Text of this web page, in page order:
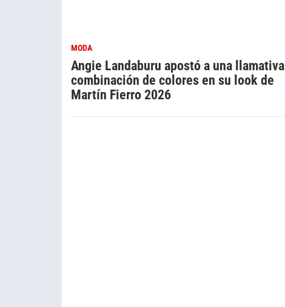
MODA
Angie Landaburu apostó a una llamativa
combinación de colores en su look de
Martín Fierro 2026